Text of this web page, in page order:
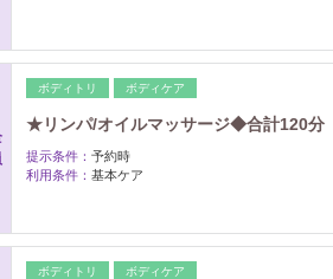
ボディトリ ボディケア
★リンパ/オイルマッサージ◆合計120分
提示条件： 予約時
利用条件： 基本ケア
ボディトリ ボディケア